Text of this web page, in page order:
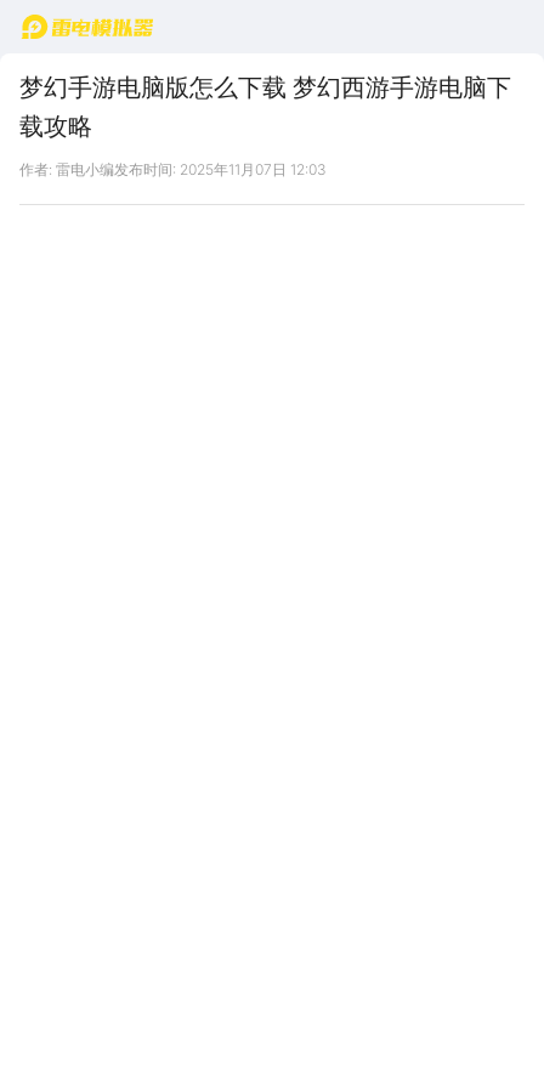
首页
梦幻手游电脑版怎么下载 梦幻西游手游电脑下
载攻略
作者: 雷电小编发布时间: 2025年11月07日 12:03